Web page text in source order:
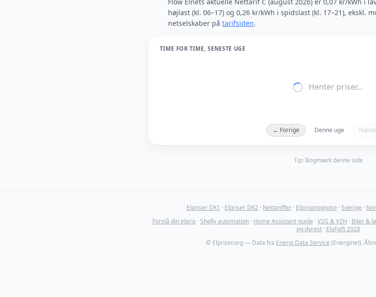
højlast (kl. 06–17) og 0,26 kr/kWh i spidslast (kl. 17–21), ekskl.
netselskaber på tarifsiden.
TIME FOR TIME, SENESTE UGE
Henter priser…
← Forrige Denne uge
Tip: Bogmærk denne side
Elpriser DK1 · Elpriser DK2 · Nettariffer · Elprisprognose · Sverige ·
Forstå din elpris · Shelly automation· Home Assistant guide · V2G & V2H · Biler &
og dyrest· Elafgift 2028
© Elpriser.org — Data fra Energi Data Service (Energinet).